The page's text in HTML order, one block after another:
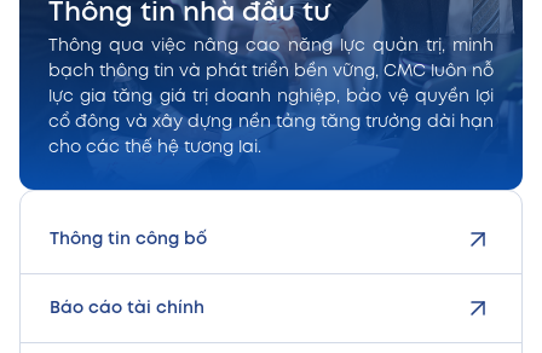
Thông tin nhà đầu tư
Thông qua việc nâng cao năng lực quản trị, minh
bạch thông tin và phát triển bền vững, CMC luôn nỗ
lực gia tăng giá trị doanh nghiệp, bảo vệ quyền lợi
cổ đông và xây dựng nền tảng tăng trưởng dài hạn
cho các thế hệ tương lai.
Thông tin công bố
Báo cáo tài chính